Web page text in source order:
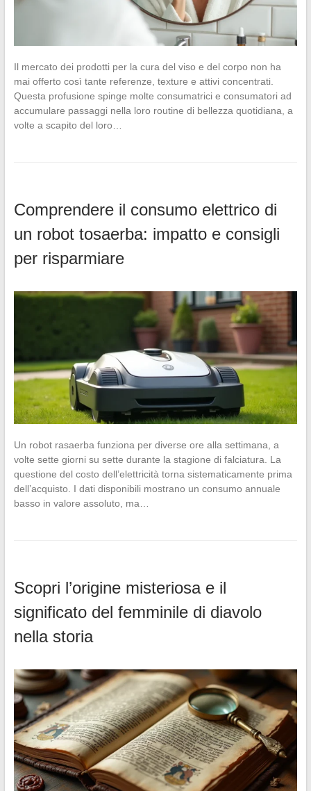
Il mercato dei prodotti per la cura del viso e del corpo non ha
mai offerto così tante referenze, texture e attivi concentrati.
Questa profusione spinge molte consumatrici e consumatori ad
accumulare passaggi nella loro routine di bellezza quotidiana, a
volte a scapito del loro…
Comprendere il consumo elettrico di
un robot tosaerba: impatto e consigli
per risparmiare
Un robot rasaerba funziona per diverse ore alla settimana, a
volte sette giorni su sette durante la stagione di falciatura. La
questione del costo dell’elettricità torna sistematicamente prima
dell’acquisto. I dati disponibili mostrano un consumo annuale
basso in valore assoluto, ma…
Scopri l’origine misteriosa e il
significato del femminile di diavolo
nella storia